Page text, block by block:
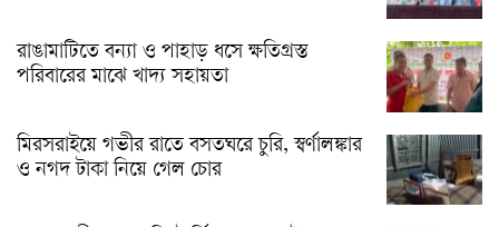
রাঙামাটিতে বন্যা ও পাহাড় ধসে ক্ষতিগ্রস্ত
পরিবারের মাঝে খাদ্য সহায়তা
মিরসরাইয়ে গভীর রাতে বসতঘরে চুরি, স্বর্ণালঙ্কার
ও নগদ টাকা নিয়ে গেল চোর